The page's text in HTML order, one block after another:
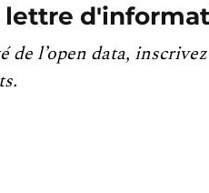
lettre
de l’open data,